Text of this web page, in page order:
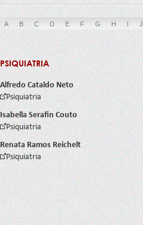
A B C D E F G H I J
PSIQUIATRIA
Alfredo Cataldo Neto
Psiquiatria
Isabella Serafin Couto
Psiquiatria
Renata Ramos Reichelt
Psiquiatria